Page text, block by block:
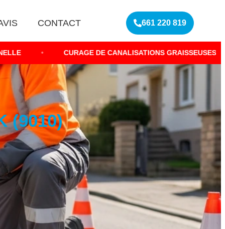
CONTACT 661 220 819
CURAGE DE CANALISATIONS GRAISSEUSES •
(9010)